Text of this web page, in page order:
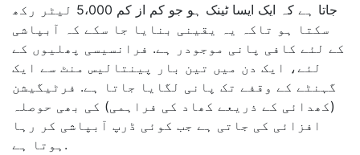
جاتا ہے کہ ایک ایسا ٹینک ہو جو کم از کم 5،000 لیٹر رکھ
سکتا ہو تاکہ یہ یقینی بنایا جا سکے کہ آبپاشی
کے لئے کافی پانی موجودر ہے. فرانسیسی پھلیوں کے
لئے، ایک دن میں تین بار پینتالیس منٹ سے ایک
گہنٹے کے وقفے تک پانی لگایا جاتا ہے. فرٹیگیشن
(کھدائی کے ذریعے کھاد کی فراہمی) کی بھی حوصلہ
افزائی کی جاتی ہے جب کوئی ڈرپ آبپاشی کر رہا
ہوتا ہے.